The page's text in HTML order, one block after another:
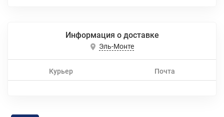
Информация о доставке
Эль-Монте
Курьер Почта